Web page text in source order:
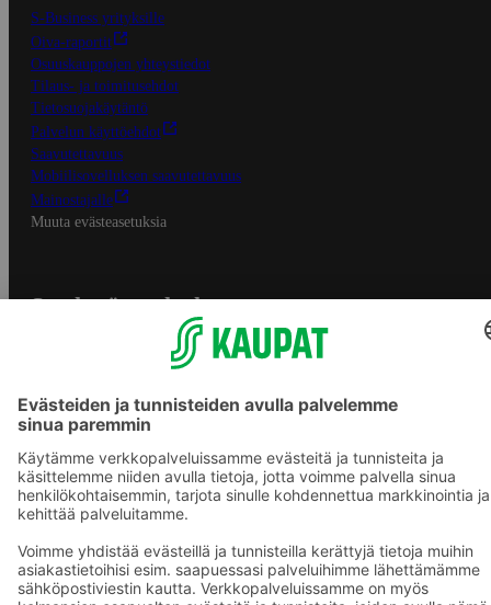
S-Business yrityksille
Oiva-raportit
Osuuskauppojen yhteystiedot
Tilaus- ja toimitusehdot
Tietosuojakäytäntö
Palvelun käyttöehdot
Saavutettavuus
Mobiilisovelluksen saavutettavuus
Mainostajalle
Muuta evästeasetuksia
S-ryhmän palvelut
Yhteishyvä Ruoka -sovellus
Prisma.fi
Sokos.fi
S-Pankki
Sokos Hotels
Raflaamo